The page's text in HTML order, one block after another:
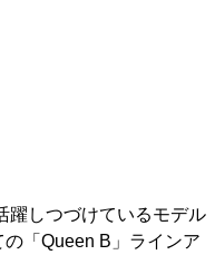
躍しつづけているモデル
「Queen B」ラインア